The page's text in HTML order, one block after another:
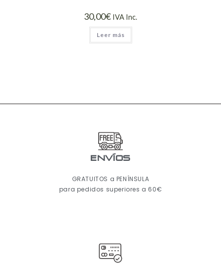
30,00€ IVA Inc.
Leer más
ENVÍOS
GRATUITOS a PENÍNSULA
para pedidos superiores a 60€